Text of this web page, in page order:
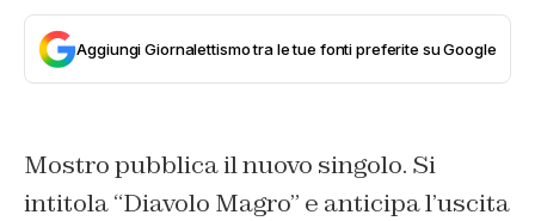
Aggiungi Giornalettismo tra le tue fonti preferite su Google
Mostro pubblica il nuovo singolo. Si
intitola “Diavolo Magro” e anticipa l’uscita